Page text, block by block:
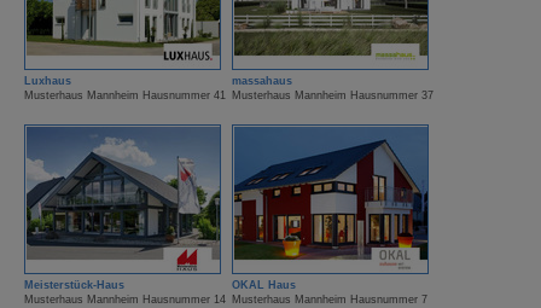
Luxhaus
Musterhaus Mannheim Hausnummer 41
massahaus
Musterhaus Mannheim Hausnummer 37
Meisterstück-Haus
Musterhaus Mannheim Hausnummer 14
OKAL Haus
Musterhaus Mannheim Hausnummer 7